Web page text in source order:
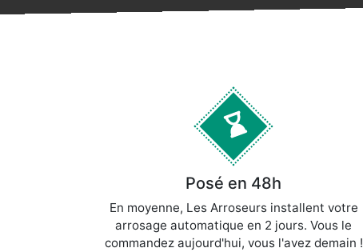
Posé en 48h
En moyenne, Les Arroseurs installent votre
arrosage automatique en 2 jours. Vous le
commandez aujourd'hui, vous l'avez demain !